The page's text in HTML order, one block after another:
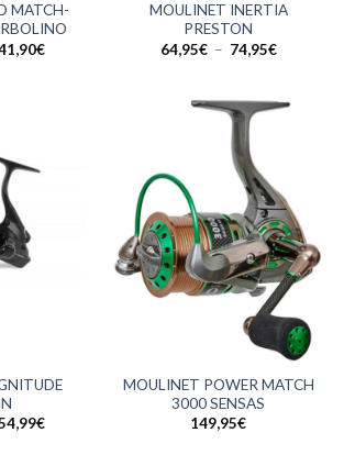
MATCH-
€Plage
MOULINET INERTIA
PRESTON
64,95€ – 74,95€Plage
à
€Plage
MOULINET POWER MATCH
3000 SENSAS
149,95€